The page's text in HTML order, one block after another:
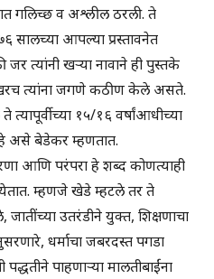
गलिच्छ व अश्लील ठरली. ते
सालच्या आपल्या प्रस्तावनेत
त्यांनी खऱ्या नावाने ही पुस्तके
त्यांना जगणे कठीण केले असते.
१५/१६ वर्षांआधीच्या
असे बेडेकर म्हणतात.
आणि परंपरा हे शब्द कोणत्याही
म्हणजे खेडे म्हटले तर ते
उतरंडीने युक्त, शिक्षणाचा
धर्माचा जबरदस्त पगडा
पाहणाऱ्या मालतीबाईंना